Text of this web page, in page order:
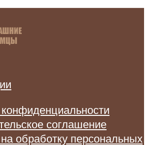
соглашение
обработку персональных